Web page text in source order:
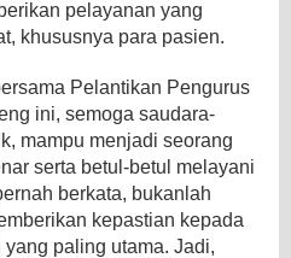
pelayanan yang
khususnya para pasien.
Pelantikan Pengurus
ini, semoga saudara-
mampu menjadi seorang
serta betul-betul melayani
berkata, bukanlah
kepastian kepada
paling utama. Jadi,